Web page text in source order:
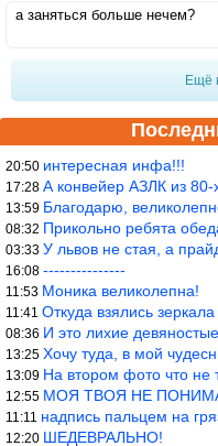
а заняться больше нечем?
Ещё
20:50 интересная инфа!!!
17:28 А конвейер АЗЛК из 80-х,
13:59 Благодарю,
08:32 Прикольно ребята
03:33 У львов не стая, а
16:08 ---------------
11:53 Моника великолепна!
11:41 Откуда взялись зеркала
08:36 И это лихие
13:25 Хочу туда, в мой
13:09 На втором фото что не
12:55 МОЯ ТВОЯ НЕ
11:11 надпись пальцем на
12:20 ШЕДЕВРАЛЬНО!